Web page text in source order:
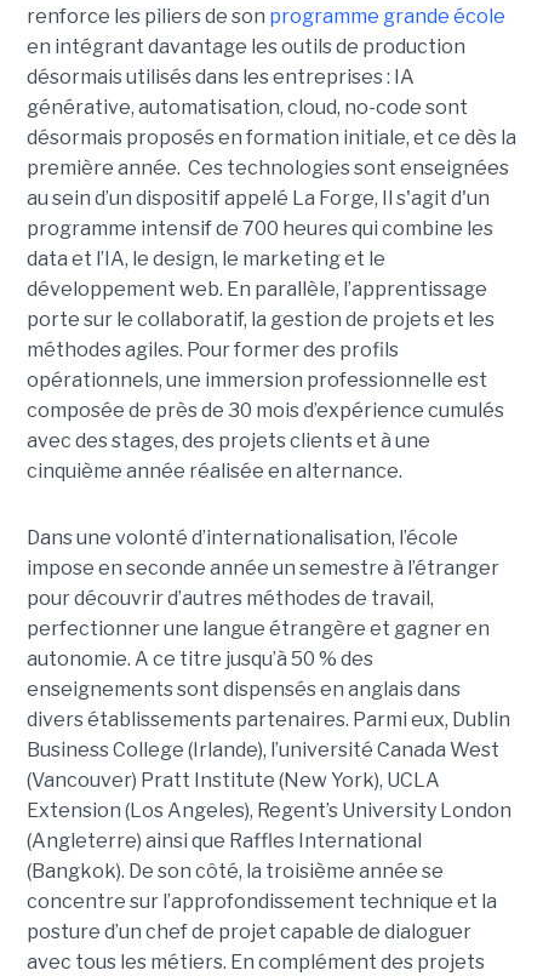
renforce les piliers de son programme grande école
en intégrant davantage les outils de production
désormais utilisés dans les entreprises : IA
générative, automatisation, cloud, no-code sont
désormais proposés en formation initiale, et ce dès la
première année. Ces technologies sont enseignées
au sein d’un dispositif appelé La Forge, Il s'agit d'un
programme intensif de 700 heures qui combine les
data et l’IA, le design, le marketing et le
développement web. En parallèle, l’apprentissage
porte sur le collaboratif, la gestion de projets et les
méthodes agiles. Pour former des profils
opérationnels, une immersion professionnelle est
composée de près de 30 mois d’expérience cumulés
avec des stages, des projets clients et à une
cinquième année réalisée en alternance.
Dans une volonté d’internationalisation, l’école
impose en seconde année un semestre à l’étranger
pour découvrir d’autres méthodes de travail,
perfectionner une langue étrangère et gagner en
autonomie. A ce titre jusqu’à 50 % des
enseignements sont dispensés en anglais dans
divers établissements partenaires. Parmi eux, Dublin
Business College (Irlande), l’université Canada West
(Vancouver) Pratt Institute (New York), UCLA
Extension (Los Angeles), Regent’s University London
(Angleterre) ainsi que Raffles International
(Bangkok). De son côté, la troisième année se
concentre sur l’approfondissement technique et la
posture d’un chef de projet capable de dialoguer
avec tous les métiers. En complément des projets